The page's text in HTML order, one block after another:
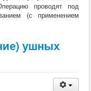
проводят под
(с применением
ушных